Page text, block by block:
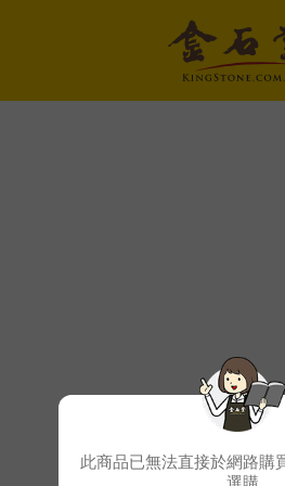
此商品已無法直接於網路購
選購